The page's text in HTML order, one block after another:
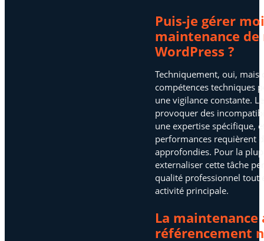
Puis-je gérer
maintenance
WordPress ?
Techniquement, oui, mais
compétences techniques
une vigilance constante.
provoquer des
une expertise spécifique,
performances requièrent
approfondies. Pour la
externaliser cette tâche
qualité professionnel tout
activité principale.
La
référencement